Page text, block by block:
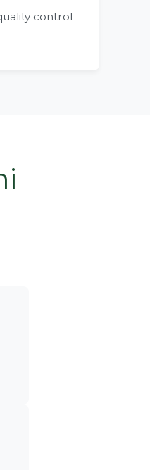
control